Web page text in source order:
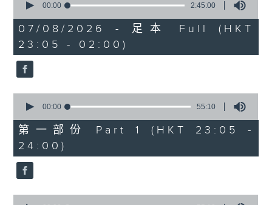
seconds
2
hours,
45
minutes,
0
seconds
00:00 2:45:00
07/08/2026 - 足本 Full (HKT
23:05 - 02:00)
seconds
55
minutes,
10
seconds
00:00 55:10
第一部份 Part 1 (HKT 23:05 -
24:00)